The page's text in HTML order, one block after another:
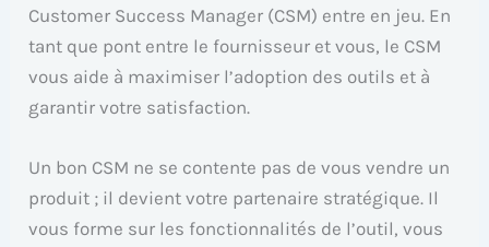
Customer Success Manager (CSM) entre en jeu. En
tant que pont entre le fournisseur et vous, le CSM
vous aide à maximiser l’adoption des outils et à
garantir votre satisfaction.
Un bon CSM ne se contente pas de vous vendre un
produit ; il devient votre partenaire stratégique. Il
vous forme sur les fonctionnalités de l’outil, vous